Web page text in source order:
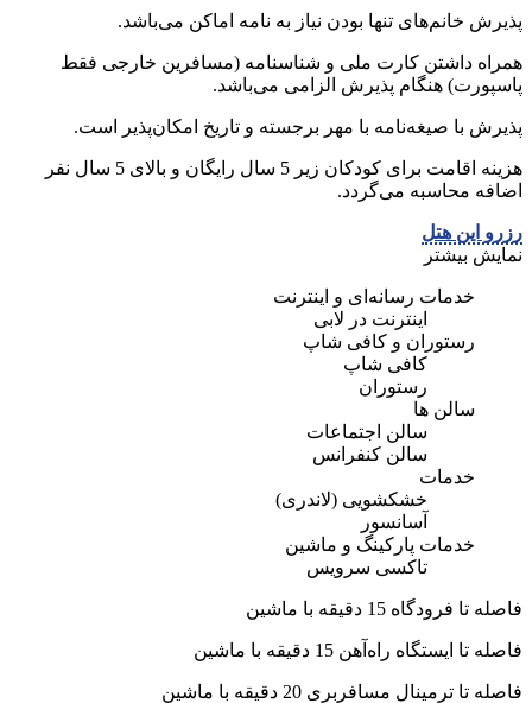
پذیرش خانم‌های تنها بودن نیاز به نامه اماکن می‌باشد.
همراه داشتن کارت ملی و شناسنامه (مسافرین خارجی فقط
پاسپورت) هنگام پذیرش الزامی می‌باشد.
پذیرش با صیغه‌نامه با مهر برجسته و تاریخ امکان‌پذیر است.
هزینه اقامت برای کودکان زیر 5 سال رایگان و بالای 5 سال نفر
اضافه محاسبه می‌گردد.
رزرو این هتل
نمایش بیشتر
خدمات رسانه‌ای و اینترنت
اینترنت در لابی
رستوران و کافی شاپ
کافی شاپ
رستوران
سالن ها
سالن اجتماعات
سالن کنفرانس
خدمات
خشکشویی (لاندری)
آسانسور
خدمات پارکینگ و ماشین
تاکسی سرویس
فاصله تا فرودگاه 15 دقیقه با ماشین
فاصله تا ایستگاه راه‌آهن 15 دقیقه با ماشین
فاصله تا ترمینال مسافربری 20 دقیقه با ماشین